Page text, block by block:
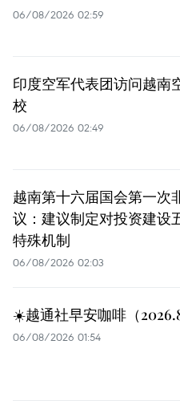
06/08/2026 02:59
印度空军代表团访问越南
校
06/08/2026 02:49
越南第十六届国会第一次
议：建议制定对投资建设
特殊机制
06/08/2026 02:03
☀️越通社早安咖啡（
06/08/2026 01:54